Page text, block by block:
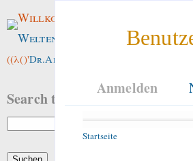
Anmelden
Startseite
Willkommen im
Weltenwald
((λ()'Dr.ArneBab
Search this site: